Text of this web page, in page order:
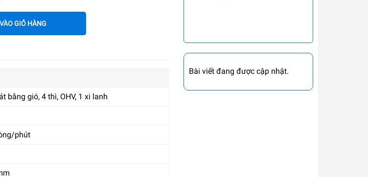
GIỎ HÀNG
bằng gió, 4 thì, OHV, 1 xi lanh
phút
Bài viết đang được cập nhật.